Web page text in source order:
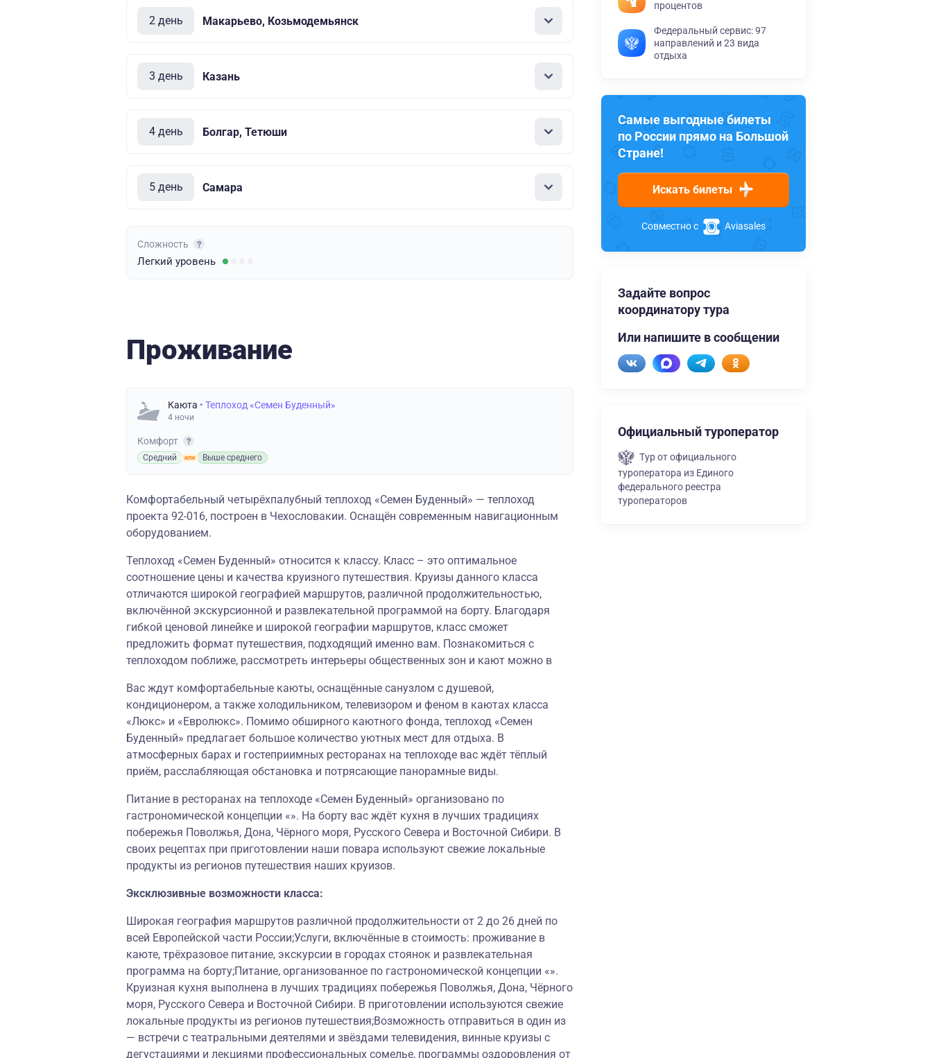
2 день Макарьево, Козьмодемьянск
3 день Казань
4 день Болгар, Тетюши
5 день Самара
Сложность
Легкий уровень
Проживание
Каюта • Теплоход «Семен Буденный»
4 ночи
Комфорт
Средний Выше среднего
Комфортабельный четырёхпалубный теплоход «Семен Буденный» — теплоход
проекта 92-016, построен в Чехословакии. Оснащён современным навигационным
оборудованием.
Теплоход «Семен Буденный» относится к классу. Класс – это оптимальное
соотношение цены и качества круизного путешествия. Круизы данного класса
отличаются широкой географией маршрутов, различной продолжительностью,
включённой экскурсионной и развлекательной программой на борту. Благодаря
гибкой ценовой линейке и широкой географии маршрутов, класс сможет
предложить формат путешествия, подходящий именно вам. Познакомиться с
теплоходом поближе, рассмотреть интерьеры общественных зон и кают можно в
Вас ждут комфортабельные каюты, оснащённые санузлом с душевой,
кондиционером, а также холодильником, телевизором и феном в каютах класса
«Люкс» и «Евролюкс». Помимо обширного каютного фонда, теплоход «Семен
Буденный» предлагает большое количество уютных мест для отдыха. В
атмосферных барах и гостеприимных ресторанах на теплоходе вас ждёт тёплый
приём, расслабляющая обстановка и потрясающие панорамные виды.
Питание в ресторанах на теплоходе «Семен Буденный» организовано по
гастрономической концепции «». На борту вас ждёт кухня в лучших традициях
побережья Поволжья, Дона, Чёрного моря, Русского Севера и Восточной Сибири. В
своих рецептах при приготовлении наши повара используют свежие локальные
продукты из регионов путешествия наших круизов.
Эксклюзивные возможности класса:
Широкая география маршрутов различной продолжительности от 2 до 26 дней по
всей Европейской части России;Услуги, включённые в стоимость: проживание в
каюте, трёхразовое питание, экскурсии в городах стоянок и развлекательная
программа на борту;Питание, организованное по гастрономической концепции «».
Круизная кухня выполнена в лучших традициях побережья Поволжья, Дона, Чёрного
моря, Русского Севера и Восточной Сибири. В приготовлении используются свежие
локальные продукты из регионов путешествия;Возможность отправиться в один из
— встречи с театральными деятелями и звёздами телевидения, винные круизы с
дегустациями и лекциями профессиональных сомелье, программы оздоровления от
процентов
Федеральный сервис: 97
направлений и 23 вида
отдыха
Самые выгодные билеты
по России прямо на Большой
Стране!
Искать билеты
Совместно с Aviasales
Задайте вопрос
координатору тура
Или напишите в сообщении
Официальный туроператор
Тур от официального
туроператора из Единого
федерального реестра
туроператоров